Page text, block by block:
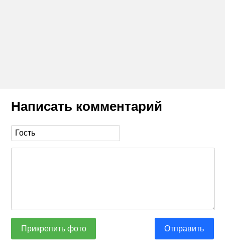
Написать комментарий
Прикрепить фото Отправить